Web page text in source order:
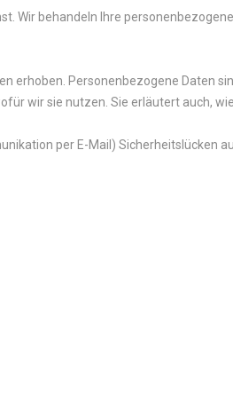
Wir behandeln Ihre
erhoben. Personenbezogene Daten
wir sie nutzen. Sie erläutert auch,
per E-Mail) Sicherheitslücken